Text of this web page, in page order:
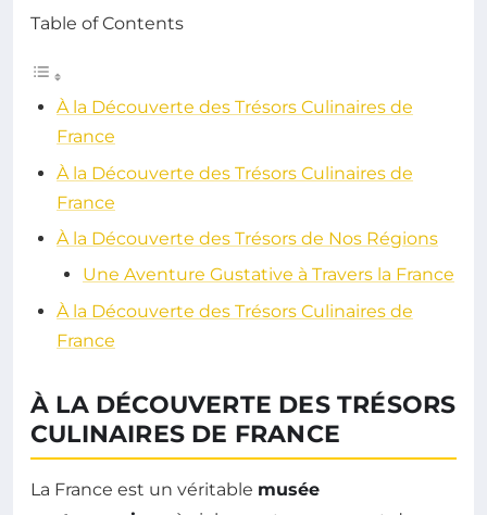
Table of Contents
À la Découverte des Trésors Culinaires de
France
À la Découverte des Trésors Culinaires de
France
À la Découverte des Trésors de Nos Régions
Une Aventure Gustative à Travers la France
À la Découverte des Trésors Culinaires de
France
À LA DÉCOUVERTE DES TRÉSORS
CULINAIRES DE FRANCE
La France est un véritable musée